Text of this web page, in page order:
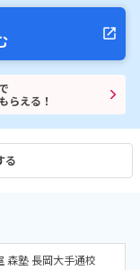
らえる！
る
森塾 長岡大手通校